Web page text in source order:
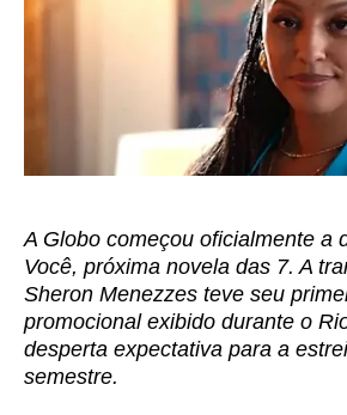
A Globo começou oficialmente a
Você, próxima novela das 7. A
Sheron Menezzes teve seu
promocional exibido durante o
desperta expectativa para a
semestre.